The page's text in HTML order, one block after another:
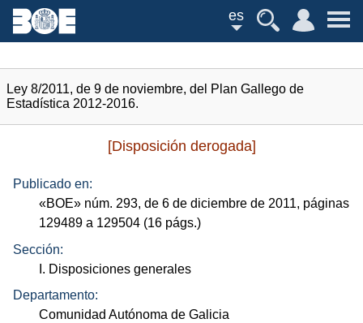
es
Ley 8/2011, de 9 de noviembre, del Plan Gallego de
Estadística 2012-2016.
[Disposición derogada]
Publicado en:
«BOE» núm. 293, de 6 de diciembre de 2011, páginas
129489 a 129504 (16 págs.)
Sección:
I. Disposiciones generales
Departamento:
Comunidad Autónoma de Galicia